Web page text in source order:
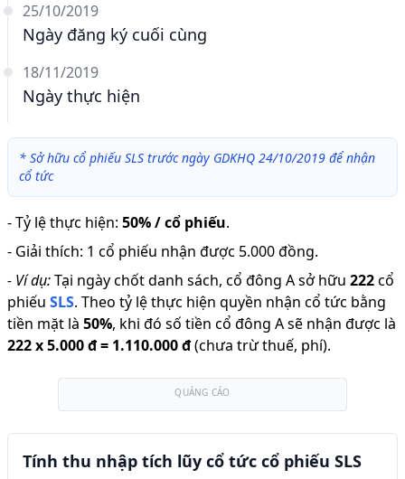
25/10/2019
Ngày đăng ký cuối cùng
18/11/2019
Ngày thực hiện
* Sở hữu cổ phiếu SLS trước ngày GDKHQ 24/10/2019 để nhận
cổ tức
-Tỷ lệ thực hiện: 50% / cổ phiếu.
- Giải thích: 1 cổ phiếu nhận được 5.000 đồng.
- Ví dụ:Tại ngày chốt danh sách, cổ đông A sở hữu 222cổ
phiếu SLS. Theo tỷ lệ thực hiện quyền nhận cổ tức bằng
tiền mặt là 50%, khi đó số tiền cổ đông A sẽ nhận được là
222x5.000 đ= 1.110.000 đ(chưa trừ thuế, phí).
QUẢNG CÁO
Tính thu nhập tích lũy cổ tức cổ phiếu SLS